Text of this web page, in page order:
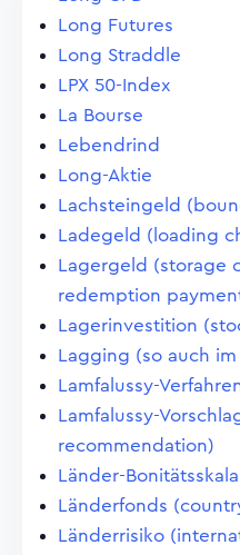
Long Futures
Long Straddle
LPX 50-Index
La Bourse
Lebendrind
Long-Aktie
Lachsteingeld
Ladegeld (loading
Lagergeld (storage
redemption
Lagerinvestition
Lagging (so auch
Lamfalussy-
Lamfalussy-
recommendation)
Länder-
Länderfonds
Länderrisiko